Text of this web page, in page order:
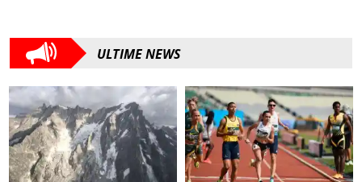
ULTIME NEWS